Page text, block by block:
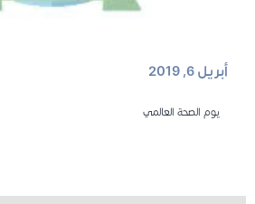
أبريل 6, 2019
يوم الصحة العالمي